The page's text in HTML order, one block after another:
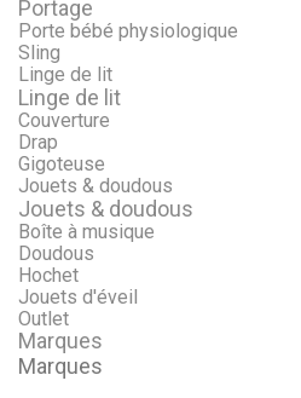
Portage
Porte bébé physiologique
Sling
Linge de lit
Linge de lit
Couverture
Drap
Gigoteuse
Jouets & doudous
Jouets & doudous
Boîte à musique
Doudous
Hochet
Jouets d'éveil
Outlet
Marques
Marques